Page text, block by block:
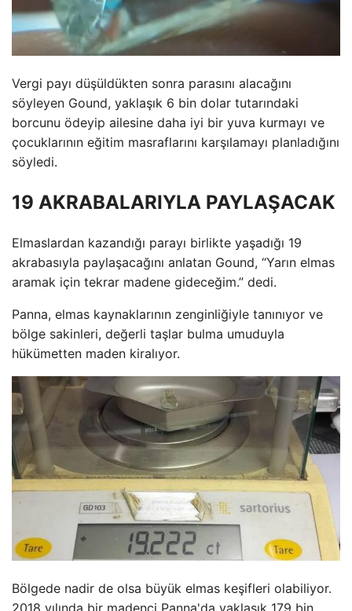
Vergi payı düşüldükten sonra parasını alacağını
söyleyen Gound, yaklaşık 6 bin dolar tutarındaki
borcunu ödeyip ailesine daha iyi bir yuva kurmayı ve
çocuklarının eğitim masraflarını karşılamayı planladığını
söyledi.
19 AKRABALARIYLA PAYLAŞACAK
Elmaslardan kazandığı parayı birlikte yaşadığı 19
akrabasıyla paylaşacağını anlatan Gound, “Yarın elmas
aramak için tekrar madene gideceğim.” dedi.
Panna, elmas kaynaklarının zenginliğiyle tanınıyor ve
bölge sakinleri, değerli taşlar bulma umuduyla
hükümetten maden kiralıyor.
Bölgede nadir de olsa büyük elmas keşifleri olabiliyor.
2018 yılında bir madenci Panna'da yaklaşık 179 bin